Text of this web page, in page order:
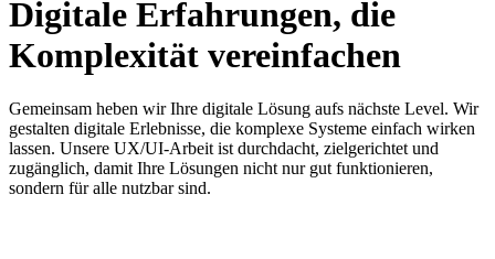
Digitale Erfahrungen, die
Komplexität vereinfachen
Gemeinsam heben wir Ihre digitale Lösung aufs nächste Level. Wir
gestalten digitale Erlebnisse, die komplexe Systeme einfach wirken
lassen. Unsere UX/UI-Arbeit ist durchdacht, zielgerichtet und
zugänglich, damit Ihre Lösungen nicht nur gut funktionieren,
sondern für alle nutzbar sind.